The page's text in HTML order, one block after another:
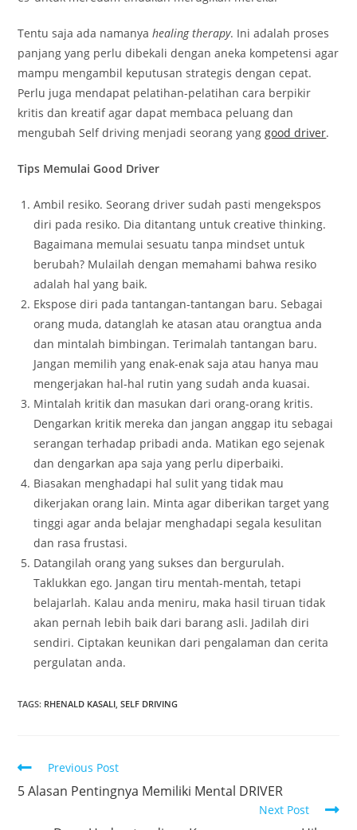
Tentu saja ada namanya healing therapy. Ini adalah proses
panjang yang perlu dibekali dengan aneka kompetensi agar
mampu mengambil keputusan strategis dengan cepat.
Perlu juga mendapat pelatihan-pelatihan cara berpikir
kritis dan kreatif agar dapat membaca peluang dan
mengubah Self driving menjadi seorang yanggood driver.
Tips Memulai Good Driver
Ambil resiko. Seorang driver sudah pasti mengekspos
diri pada resiko. Dia ditantang untuk creative thinking.
Bagaimana memulai sesuatu tanpa mindset untuk
berubah? Mulailah dengan memahami bahwa resiko
adalah hal yang baik.
Ekspose diri pada tantangan-tantangan baru. Sebagai
orang muda, datanglah ke atasan atau orangtua anda
dan mintalah bimbingan. Terimalah tantangan baru.
Jangan memilih yang enak-enak saja atau hanya mau
mengerjakan hal-hal rutin yang sudah anda kuasai.
Mintalah kritik dan masukan dari orang-orang kritis.
Dengarkan kritik mereka dan jangan anggap itu sebagai
serangan terhadap pribadi anda. Matikan ego sejenak
dan dengarkan apa saja yang perlu diperbaiki.
Biasakan menghadapi hal sulit yang tidak mau
dikerjakan orang lain. Minta agar diberikan target yang
tinggi agar anda belajar menghadapi segala kesulitan
dan rasa frustasi.
Datangilah orang yang sukses dan bergurulah.
Taklukkan ego. Jangan tiru mentah-mentah, tetapi
belajarlah. Kalau anda meniru, maka hasil tiruan tidak
akan pernah lebih baik dari barang asli. Jadilah diri
sendiri. Ciptakan keunikan dari pengalaman dan cerita
pergulatan anda.
TAGS: RHENALD KASALI, SELF DRIVING
Previous Post
5 Alasan Pentingnya Memiliki Mental DRIVER
Next Post